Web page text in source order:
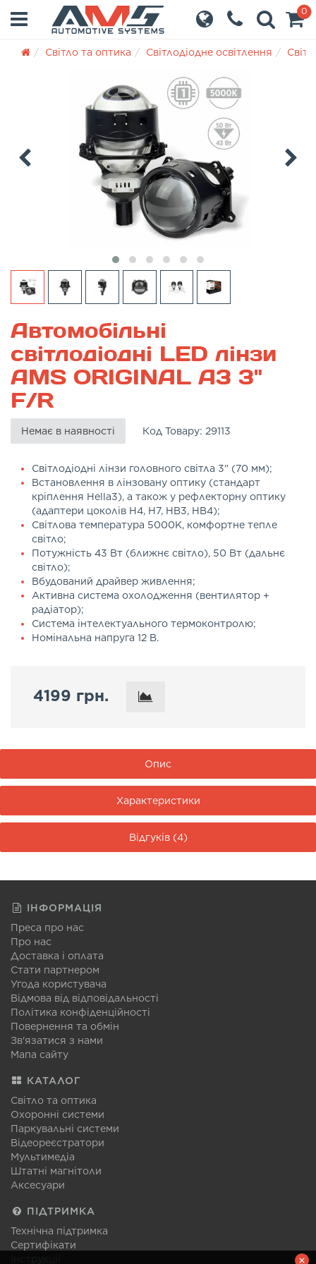
0
Світло та оптика Світлодіодне освітлення
Автомобільні
світлодіодні LED лінзи
AMS ORIGINAL A3 3"
F/R
Немає в наявності Код Товару: 29113
Світлодіодні лінзи головного світла 3" (70 мм);
Встановлення в лінзовану оптику (стандарт
кріплення Hella3), а також у рефлекторну оптику
(адаптери цоколів H4, H7, HB3, HB4);
Світлова температура 5000K, комфортне тепле
світло;
Потужність 43 Вт (ближнє світло), 50 Вт (дальнє
світло);
Вбудований драйвер живлення;
Активна система охолодження (вентилятор +
радіатор);
Система інтелектуального термоконтролю;
Номінальна напруга 12 В.
4199 грн.
Опис
Характеристики
Відгуків (4)
ІНФОРМАЦІЯ
Преса про нас
Про нас
Доставка і оплата
Стати партнером
Угода користувача
Відмова від відповідальності
Політика конфіденційності
Повернення та обмін
Зв'язатися з нами
Мапа сайту
КАТАЛОГ
Світло та оптика
Охоронні системи
Паркувальні системи
Відеореєстратори
Мультимедіа
Штатні магнітоли
Аксесуари
ПІДТРИМКА
Технічна підтримка
Сертифікати